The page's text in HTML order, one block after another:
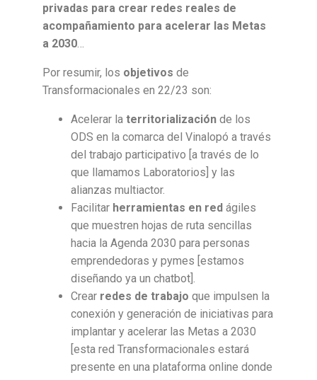
privadas para crear redes reales de
acompañamiento para acelerar las Metas
a 2030…
Por resumir, los objetivos de
Transformacionales en 22/23 son:
Acelerar la territorialización de los
ODS en la comarca del Vinalopó a través
del trabajo participativo [a través de lo
que llamamos Laboratorios] y las
alianzas multiactor.
Facilitar herramientas en red ágiles
que muestren hojas de ruta sencillas
hacia la Agenda 2030 para personas
emprendedoras y pymes [estamos
diseñando ya un chatbot].
Crear redes de trabajo que impulsen la
conexión y generación de iniciativas para
implantar y acelerar las Metas a 2030
[esta red Transformacionales estará
presente en una plataforma online donde